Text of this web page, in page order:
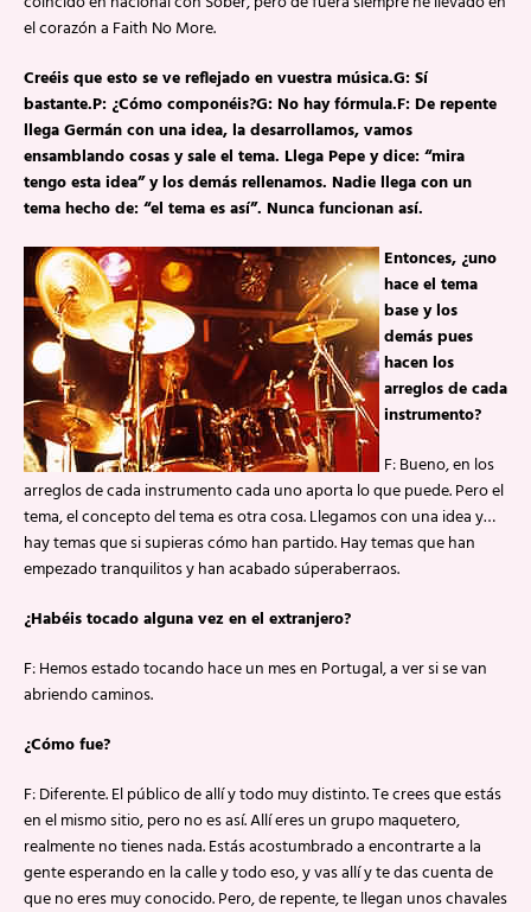
el corazón a Faith No More.
Creéis que esto se ve reflejado en vuestra música.G: Sí
bastante.P: ¿Cómo componéis?G: No hay fórmula.F: De repente
llega Germán con una idea, la desarrollamos, vamos
ensamblando cosas y sale el tema. Llega Pepe y dice: “mira
tengo esta idea” y los demás rellenamos. Nadie llega con un
tema hecho de: “el tema es así”. Nunca funcionan así.
Entonces, ¿uno
hace el tema
base y los
demás pues
hacen los
arreglos de cada
instrumento?
F: Bueno, en los
arreglos de cada instrumento cada uno aporta lo que puede. Pero el
tema, el concepto del tema es otra cosa. Llegamos con una idea y…
hay temas que si supieras cómo han partido. Hay temas que han
empezado tranquilitos y han acabado súperaberraos.
¿Habéis tocado alguna vez en el extranjero?
F: Hemos estado tocando hace un mes en Portugal, a ver si se van
abriendo caminos.
¿Cómo fue?
F: Diferente. El público de allí y todo muy distinto. Te crees que estás
en el mismo sitio, pero no es así. Allí eres un grupo maquetero,
realmente no tienes nada. Estás acostumbrado a encontrarte a la
gente esperando en la calle y todo eso, y vas allí y te das cuenta de
que no eres muy conocido. Pero, de repente, te llegan unos chavales